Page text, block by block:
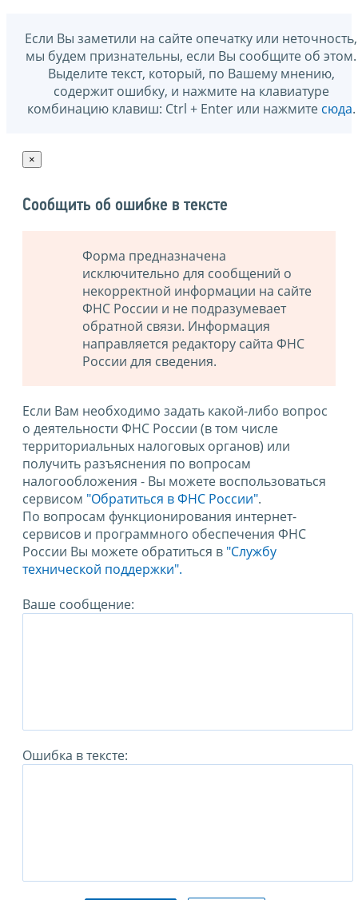
Если Вы заметили на сайте опечатку или неточность,
мы будем признательны, если Вы сообщите об этом.
Выделите текст, который, по Вашему мнению,
содержит ошибку, и нажмите на клавиатуре
комбинацию клавиш: Ctrl + Enter или нажмите сюда.
×
Сообщить об ошибке в тексте
Форма предназначена
исключительно для сообщений о
некорректной информации на сайте
ФНС России и не подразумевает
обратной связи. Информация
направляется редактору сайта ФНС
России для сведения.
Если Вам необходимо задать какой-либо вопрос
о деятельности ФНС России (в том числе
территориальных налоговых органов) или
получить разъяснения по вопросам
налогообложения - Вы можете воспользоваться
сервисом "Обратиться в ФНС России".
По вопросам функционирования интернет-
сервисов и программного обеспечения ФНС
России Вы можете обратиться в "Службу
технической поддержки".
Ваше сообщение:
Ошибка в тексте: